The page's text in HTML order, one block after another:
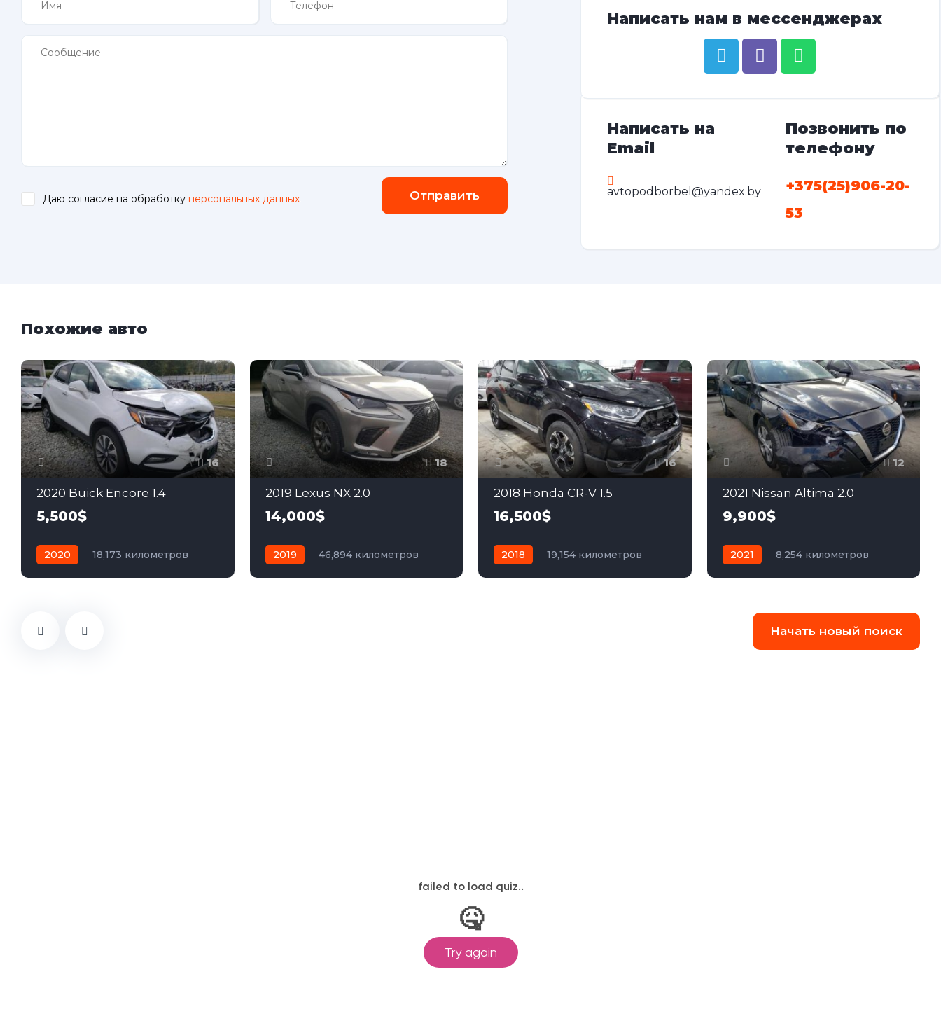
Даю согласие на обработку персональных данных Отправить
Написать нам в мессенджерах
Написать на
Email
avtopodborbel@yandex.by
Позвонить по
телефону
+375(25)906-20-
53
Похожие авто
16
2020 Buick Encore 1.4
5,500$
2020
18,173 километров
18
2019 Lexus NX 2.0
14,000$
2019
46,894 километров
16
2018 Honda CR-V 1.5
16,500$
2018
19,154 километров
12
2021 Nissan Altima 2.0
9,900$
2021
8,254 километров
Начать новый поиск